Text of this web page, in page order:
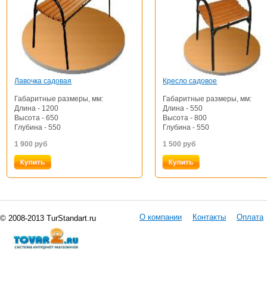
Лавочка садовая
Габаритные размеры, мм:
Длина - 1200
Высота - 650
Глубина - 550
1 900 руб
Кресло садовое
Габаритные размеры, мм:
Длина - 550
Высота - 800
Глубина - 550
1 500 руб
© 2008-2013 TurStandart.ru О компании Контакты Оплата